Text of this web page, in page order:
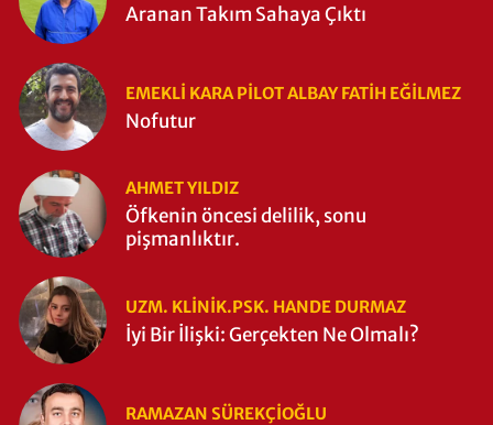
Aranan Takım Sahaya Çıktı
EMEKLI KARA PILOT ALBAY FATIH EĞİLMEZ
Nofutur
AHMET YILDIZ
Öfkenin öncesi delilik, sonu
pişmanlıktır.
UZM. KLINIK.PSK. HANDE DURMAZ
İyi Bir İlişki: Gerçekten Ne Olmalı?
RAMAZAN SÜREKÇIOĞLU